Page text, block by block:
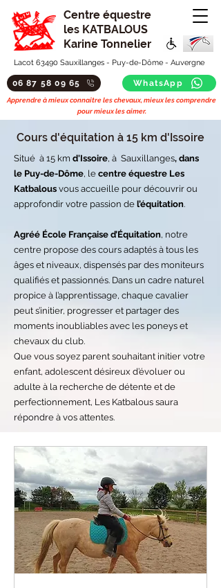
Centre équestre
les KATBALOUS
Karine Tonnelier
Lacot 63490 Sauxillanges - Puy-de-Dôme - Auvergne
06 87 58 09 65 WhatsApp
Apprendre à mieux connaitre les chevaux, mieux les comprendre
pour mieux les aimer.
Cours d'équitation à 15 km d'Issoire
Situé à 15 km d'Issoire, à Sauxillanges, dans
le Puy-de-Dôme, le centre équestre Les
Katbalous vous accueille pour découvrir ou
approfondir votre passion de l’équitation.
Agréé École Française d’Équitation, notre
centre propose des cours adaptés à tous les
âges et niveaux, dispensés par des moniteurs
qualifiés et passionnés. Dans un cadre naturel
propice à l’apprentissage, chaque cavalier
peut s’initier, progresser et partager des
moments inoubliables avec les poneys et
chevaux du club.
Que vous soyez parent souhaitant initier votre
enfant, adolescent désireux d’évoluer ou
adulte à la recherche de détente et de
perfectionnement, Les Katbalous saura
répondre à vos attentes.